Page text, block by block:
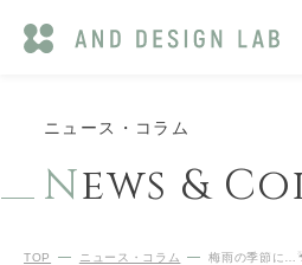
ニュース・コラム
News &
TOP ニュース・コラム 梅雨の季節に